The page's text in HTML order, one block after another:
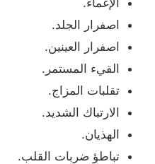
اصفرار الجلد.
اصفرار العينين.
القيء المستمر.
تقلبات المزاج.
الارتباك الشديد.
الهذيان.
تباطؤ ضربات القلب.